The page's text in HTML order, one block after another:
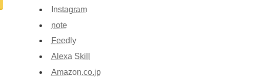
Instagram
note
Feedly
Alexa Skill
Amazon.co.jp